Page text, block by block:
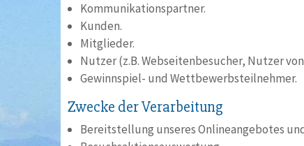
Kommunikationspartner.
Kunden.
Mitglieder.
Nutzer (z.B. Webseitenbesucher, Nutzer
Gewinnspiel- und Wettbewerbsteilnehmer.
Zwecke der Verarbeitung
Bereitstellung unseres Onlineangebotes